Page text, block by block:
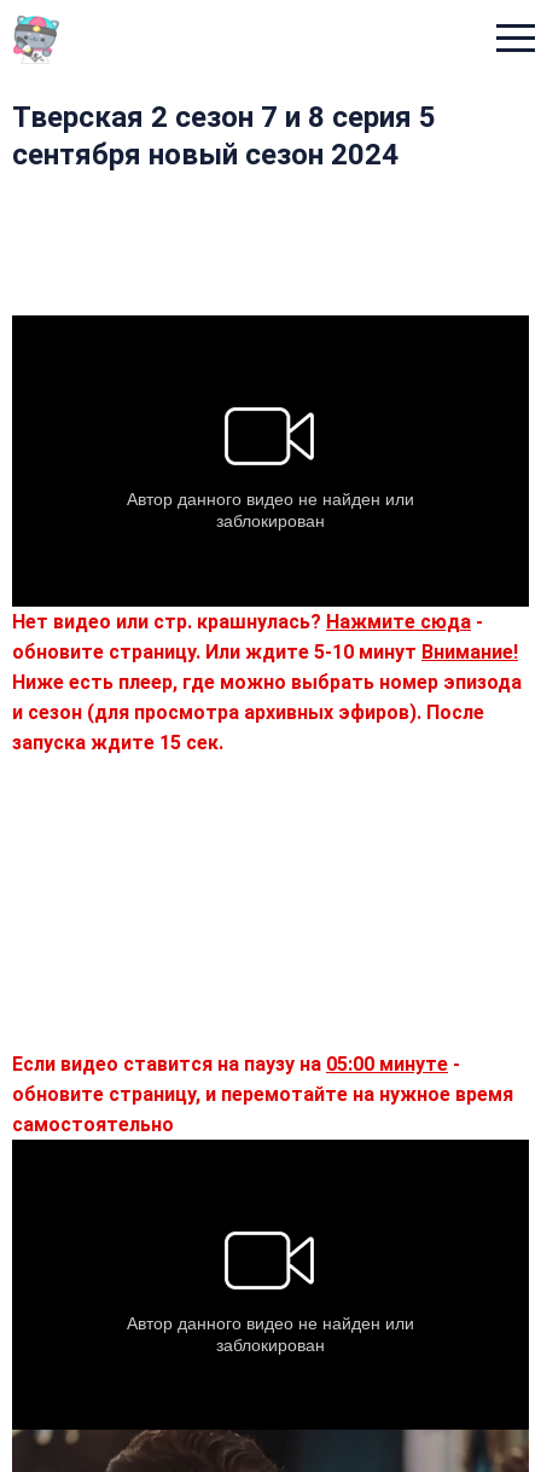
Тверская 2 сезон 7 и 8 серия 5
сентября новый сезон 2024
Нет видео или стр. крашнулась? Нажмите сюда -
обновите страницу. Или ждите 5-10 минут Внимание!
Ниже есть плеер, где можно выбрать номер эпизода
и сезон (для просмотра архивных эфиров). После
запуска ждите 15 сек.
Если видео ставится на паузу на 05:00 минуте -
обновите страницу, и перемотайте на нужное время
самостоятельно